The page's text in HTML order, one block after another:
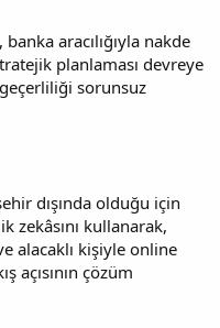
aracılığıyla nakde
planlaması devreye
sorunsuz
dışında olduğu için
zekâsını kullanarak,
alacaklı kişiyle online
açısının çözüm